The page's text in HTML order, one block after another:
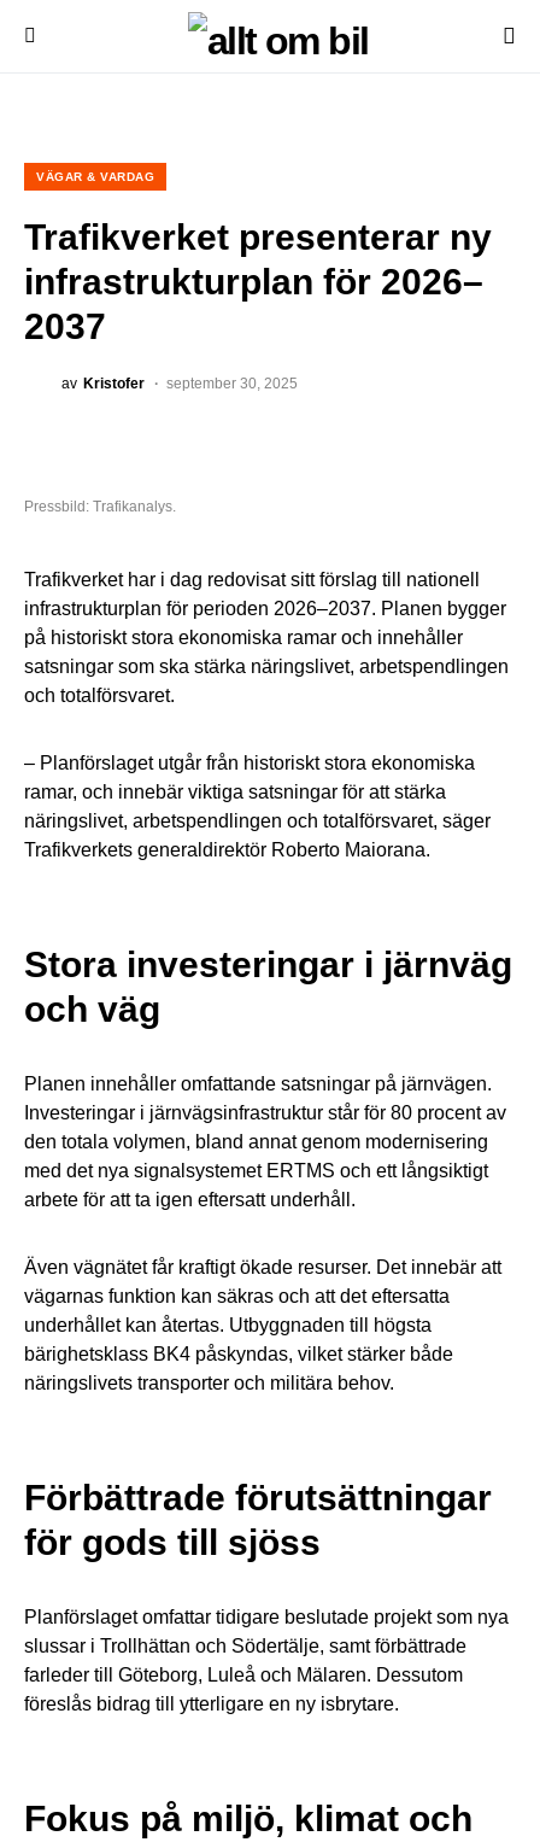
VÄGAR & VARDAG
Trafikverket presenterar ny
infrastrukturplan för 2026–
2037
av Kristofer september 30, 2025
Pressbild: Trafikanalys.
Trafikverket har i dag redovisat sitt förslag till nationell
infrastrukturplan för perioden 2026–2037. Planen bygger
på historiskt stora ekonomiska ramar och innehåller
satsningar som ska stärka näringslivet, arbetspendlingen
och totalförsvaret.
– Planförslaget utgår från historiskt stora ekonomiska
ramar, och innebär viktiga satsningar för att stärka
näringslivet, arbetspendlingen och totalförsvaret, säger
Trafikverkets generaldirektör Roberto Maiorana.
Stora investeringar i järnväg
och väg
Planen innehåller omfattande satsningar på järnvägen.
Investeringar i järnvägsinfrastruktur står för 80 procent av
den totala volymen, bland annat genom modernisering
med det nya signalsystemet ERTMS och ett långsiktigt
arbete för att ta igen eftersatt underhåll.
Även vägnätet får kraftigt ökade resurser. Det innebär att
vägarnas funktion kan säkras och att det eftersatta
underhållet kan återtas. Utbyggnaden till högsta
bärighetsklass BK4 påskyndas, vilket stärker både
näringslivets transporter och militära behov.
Förbättrade förutsättningar
för gods till sjöss
Planförslaget omfattar tidigare beslutade projekt som nya
slussar i Trollhättan och Södertälje, samt förbättrade
farleder till Göteborg, Luleå och Mälaren. Dessutom
föreslås bidrag till ytterligare en ny isbrytare.
Fokus på miljö, klimat och